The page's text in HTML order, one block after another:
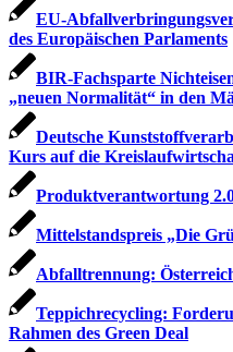
EU-
des Europäischen Parlaments
BIR-Fachsparte
„neuen Normalität“ in den
Deutsche
Kurs auf die
Produktverantwortung
Mittelstandspreis „Die
Abfalltrennung:
Teppichrecycling:
Rahmen des Green Deal